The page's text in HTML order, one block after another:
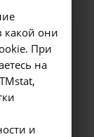
1400 ₽
какой они
При
на
и